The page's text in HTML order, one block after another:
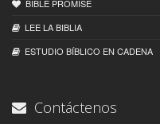
BIBLE PROMISE
LEE LA BIBLIA
ESTUDIO BÍBLICO EN CADENA
Contáctenos